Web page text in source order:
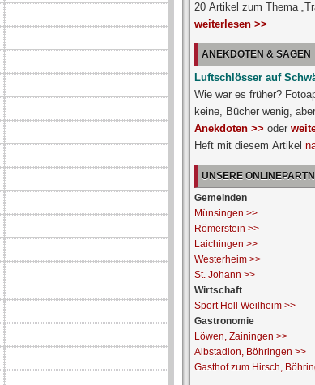
20 Artikel zum Thema
weiterlesen >>
ANEKDOTEN & SAGEN
Luftschlösser auf
Wie war es früher?
keine, Bücher wenig,
Anekdoten >> oder
Heft mit diesem Artikel
UNSERE
Gemeinden
Münsingen >>
Römerstein >>
Laichingen >>
Westerheim >>
St. Johann >>
Wirtschaft
Sport Holl Weilheim >>
Gastronomie
Löwen, Zainingen >>
Albstadion, Böhringen >>
Gasthof zum Hirsch,